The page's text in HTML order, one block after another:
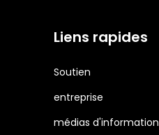
Liens rapides
Soutien
entreprise
médias d'information